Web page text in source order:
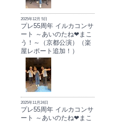
2025年12月 5日
プレ55周年 イルカコンサ
ート ～あいのたね❤まこ
う！～（京都公演）（楽
屋レポート追加！）
2025年11月24日
プレ55周年 イルカコンサ
ート ～あいのたね❤まこ